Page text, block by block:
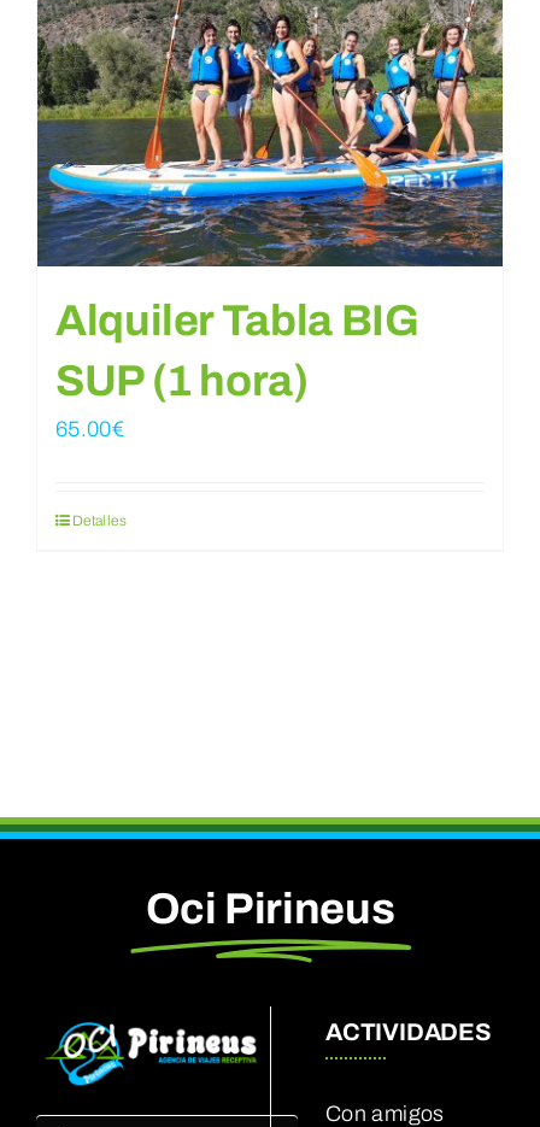
Contacto
Reservar
WooCommerce Cart
WooCommerce My Account
Alquiler Tabla BIG
SUP (1 hora)
65.00€
Detalles
Oci Pirineus
ACTIVIDADES
Con amigos